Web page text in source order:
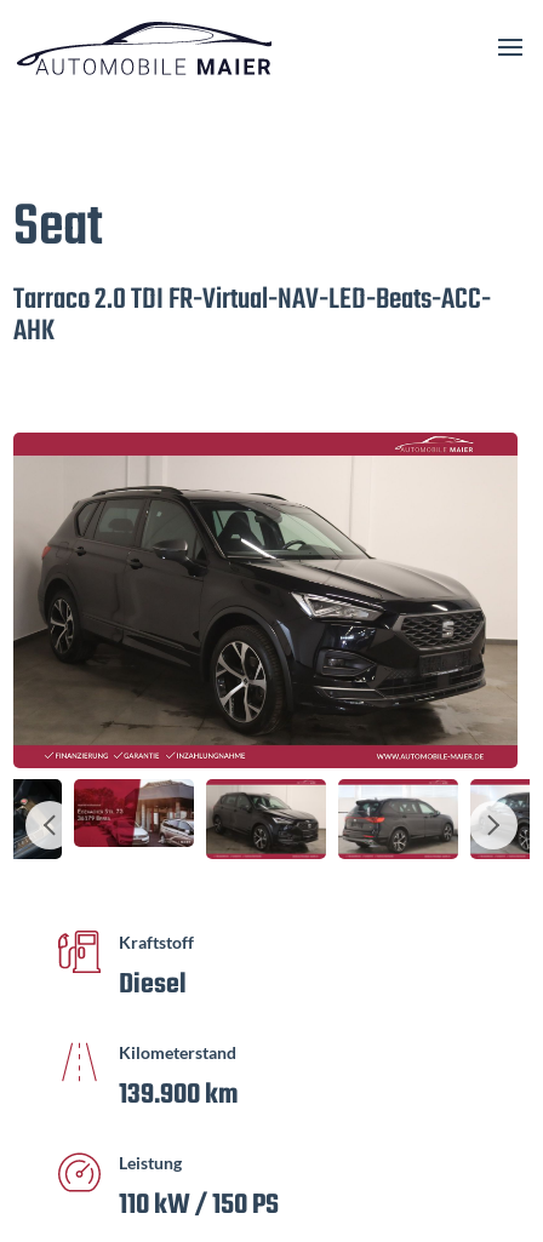
Seat
Tarraco 2.0 TDI FR-Virtual-NAV-LED-Beats-ACC-
AHK
Kraftstoff
Diesel
Kilometerstand
139.900 km
Leistung
110 kW / 150 PS